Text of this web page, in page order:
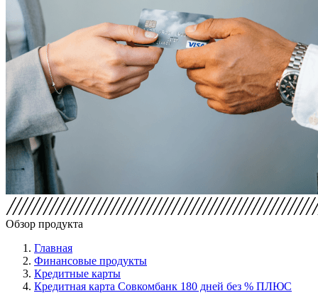
Обзор продукта
Главная
Финансовые продукты
Кредитные карты
Кредитная карта Совкомбанк 180 дней без % ПЛЮС